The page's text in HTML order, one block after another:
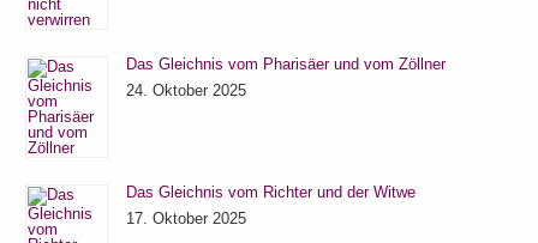
Das Gleichnis vom Pharisäer und vom Zöllner
24. Oktober 2025
Das Gleichnis vom Richter und der Witwe
17. Oktober 2025